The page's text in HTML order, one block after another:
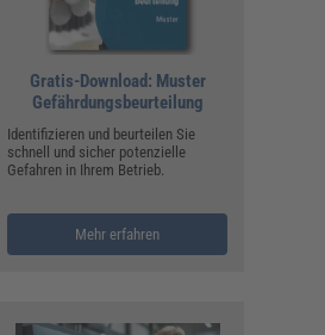
Gratis-Download: Muster
Gefährdungsbeurteilung
Identifizieren und beurteilen Sie
schnell und sicher potenzielle
Gefahren in Ihrem Betrieb.
Mehr erfahren